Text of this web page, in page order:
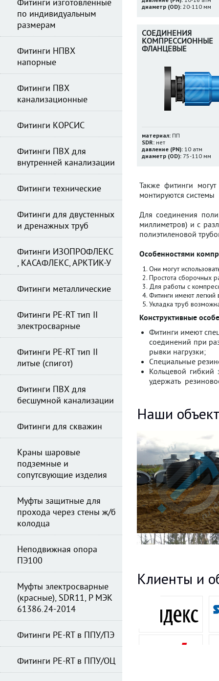
диаметр (OD): 20-110 мм
СОЕДИНЕНИЯ
КОМПРЕССИОННЫЕ
ФЛАНЦЕВЫЕ
материал: ПП
SDR: нет
давление (PN): 10 атм
диаметр (OD): 75-110 мм
Также фитинги
монтируются
Для соединения
миллиметров) и с
полиэтиленовой
Особенностями
Они могут
Простота сборочных
Для работы с
Фитинги имеют легкий
Укладка труб
Конструктивные
Фитинги имеют
соединений при
рывки нагрузки;
Специальные
Кольцевой гибкий
удержать
Наши
Клиенты и
Фитинги изготовленные
по индивидуальным
размерам
Фитинги НПВХ
напорные
Фитинги ПВХ
канализационные
Фитинги КОРСИС
Фитинги ПВХ для
внутренней канализации
Фитинги технические
Фитинги для двустенных
и дренажных труб
Фитинги ИЗОПРОФЛЕКС
, КАСАФЛЕКС, АРКТИК-У
Фитинги металлические
Фитинги PE-RT тип II
электросварные
Фитинги PE-RT тип II
литые (спигот)
Фитинги ПВХ для
бесшумной канализации
Фитинги для скважин
Краны шаровые
подземные и
сопутсвующие изделия
Муфты защитные для
прохода через стены ж/б
колодца
Неподвижная опора
ПЭ100
Муфты электросварные
(красные), SDR11, Р МЭК
61386.24-2014
Фитинги PE-RT в ППУ/ПЭ
Фитинги PE-RT в ППУ/ОЦ